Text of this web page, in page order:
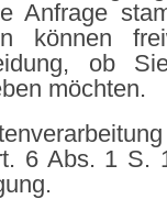
Anfrage
können
ob
möchten.
6 Abs. 1 S.